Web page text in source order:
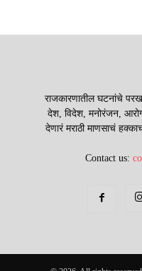
राजकारणातील घटनांचे
देश, विदेश, मनोरंजन,
देणारं मराठी माणसाचं
Contact us: